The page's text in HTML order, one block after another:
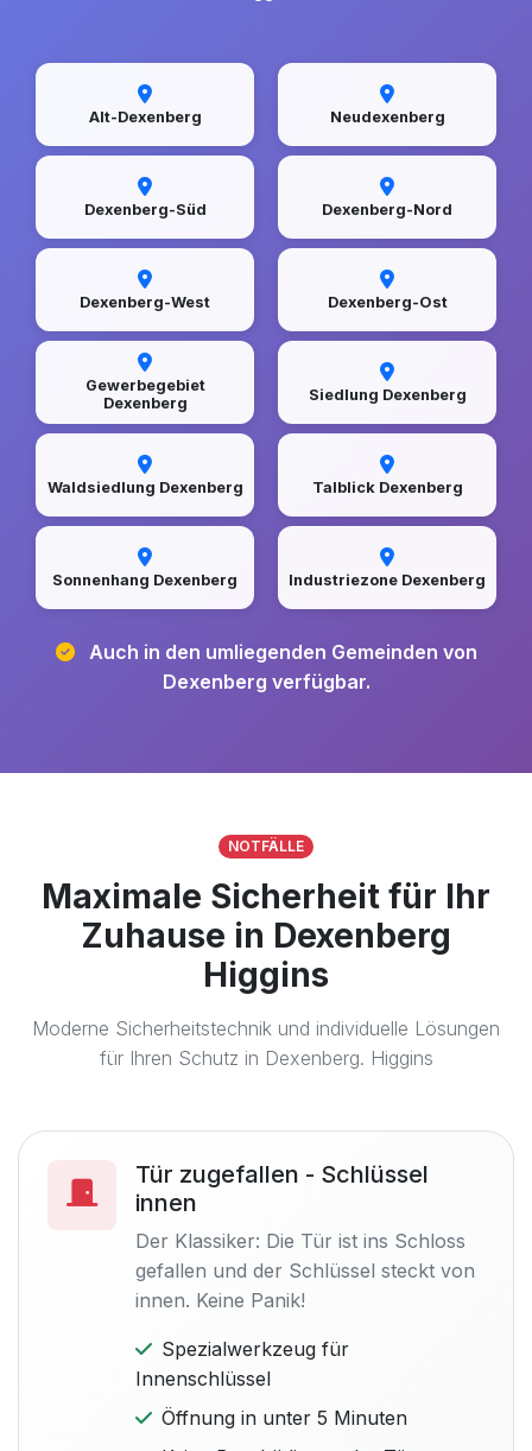
Alt-Dexenberg Neudexenberg
Dexenberg-Süd Dexenberg-Nord
Dexenberg-West Dexenberg-Ost
Gewerbegebiet
Dexenberg
Siedlung Dexenberg
Waldsiedlung Dexenberg Talblick Dexenberg
Sonnenhang Dexenberg Industriezone Dexenberg
Auch in den umliegenden Gemeinden von
Dexenberg verfügbar.
NOTFÄLLE
Maximale Sicherheit für Ihr
Zuhause in Dexenberg
Higgins
Moderne Sicherheitstechnik und individuelle Lösungen
für Ihren Schutz in Dexenberg. Higgins
Tür zugefallen - Schlüssel
innen
Der Klassiker: Die Tür ist ins Schloss
gefallen und der Schlüssel steckt von
innen. Keine Panik!
Spezialwerkzeug für
Innenschlüssel
Öffnung in unter 5 Minuten